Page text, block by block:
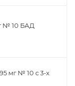
№ 10 БАД
мг № 10 с 3-х